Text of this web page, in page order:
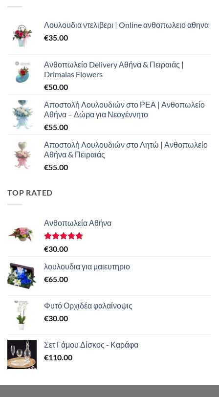
Λουλουδια ντελιβερι | Online ανθοπωλειο αθηνα
€35.00
Ανθοπωλείο Delivery Αθήνα & Πειραιάς |
Drimalas Flowers
€50.00
Αποστολή Λουλουδιών στο ΡΕΑ | Ανθοπωλείο
Αθήνα – Δώρα για Νεογέννητο
€55.00
Αποστολή Λουλουδιών στο Λητώ | Ανθοπωλείο
Αθήνα & Πειραιάς
€55.00
TOP RATED
Ανθοπωλεία Αθήνα
Βαθμολογήθηκε
από 5
€30.00
λουλουδια για μαιευτηριο
€65.00
Φυτό Ορχιδέα φαλαίνοψις
€30.00
Σετ Γάμου Δίσκος - Καράφα
€110.00